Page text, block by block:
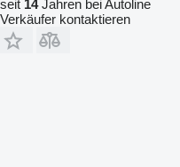
seit 14Jahren bei Autoline
Verkäufer kontaktieren